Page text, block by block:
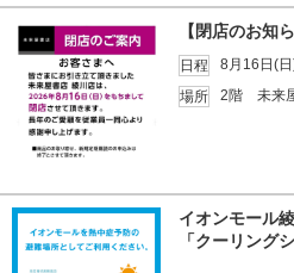
【閉店のお知
日程
8月16日(
場所
2階 未来
イオンモール綾
「クーリング